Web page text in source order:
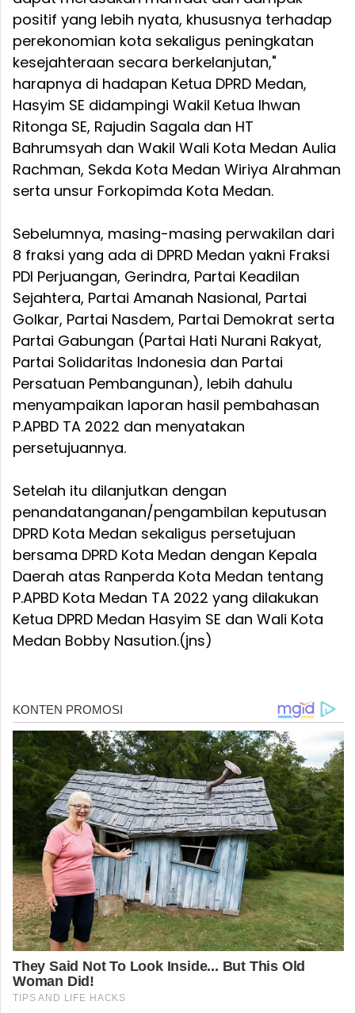
positif yang lebih nyata, khususnya terhadap
perekonomian kota sekaligus peningkatan
kesejahteraan secara berkelanjutan,"
harapnya di hadapan Ketua DPRD Medan,
Hasyim SE didampingi Wakil Ketua Ihwan
Ritonga SE, Rajudin Sagala dan HT
Bahrumsyah dan Wakil Wali Kota Medan Aulia
Rachman, Sekda Kota Medan Wiriya Alrahman
serta unsur Forkopimda Kota Medan.
Sebelumnya, masing-masing perwakilan dari
8 fraksi yang ada di DPRD Medan yakni Fraksi
PDI Perjuangan, Gerindra, Partai Keadilan
Sejahtera, Partai Amanah Nasional, Partai
Golkar, Partai Nasdem, Partai Demokrat serta
Partai Gabungan (Partai Hati Nurani Rakyat,
Partai Solidaritas Indonesia dan Partai
Persatuan Pembangunan), lebih dahulu
menyampaikan laporan hasil pembahasan
P.APBD TA 2022 dan menyatakan
persetujuannya.
Setelah itu dilanjutkan dengan
penandatanganan/pengambilan keputusan
DPRD Kota Medan sekaligus persetujuan
bersama DPRD Kota Medan dengan Kepala
Daerah atas Ranperda Kota Medan tentang
P.APBD Kota Medan TA 2022 yang dilakukan
Ketua DPRD Medan Hasyim SE dan Wali Kota
Medan Bobby Nasution.(jns)